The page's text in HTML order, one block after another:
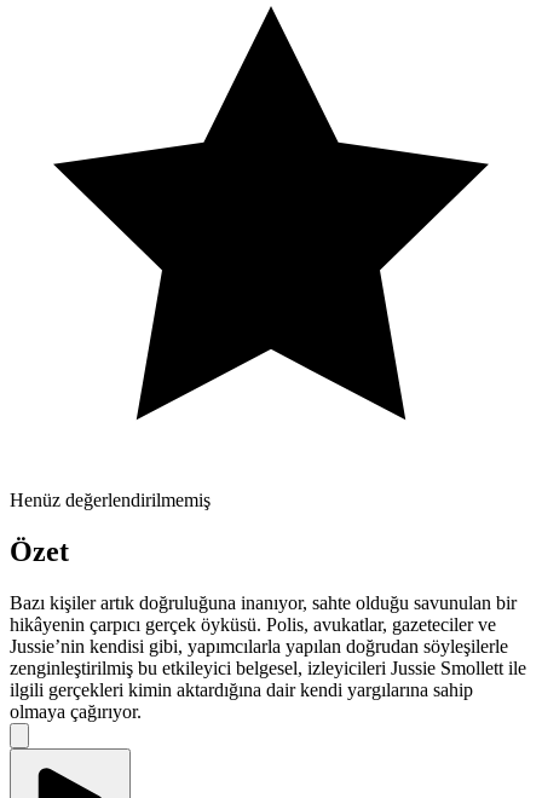
Henüz değerlendirilmemiş
Özet
Bazı kişiler artık doğruluğuna inanıyor, sahte olduğu savunulan bir
hikâyenin çarpıcı gerçek öyküsü. Polis, avukatlar, gazeteciler ve
Jussie’nin kendisi gibi, yapımcılarla yapılan doğrudan söyleşilerle
zenginleştirilmiş bu etkileyici belgesel, izleyicileri Jussie Smollett ile
ilgili gerçekleri kimin aktardığına dair kendi yargılarına sahip
olmaya çağırıyor.